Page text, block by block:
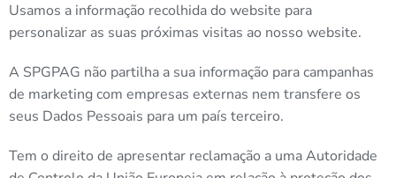
Usamos a informação recolhida do website para
personalizar as suas próximas visitas ao nosso website.
A SPGPAG não partilha a sua informação para campanhas
de marketing com empresas externas nem transfere os
seus Dados Pessoais para um país terceiro.
Tem o direito de apresentar reclamação a uma Autoridade